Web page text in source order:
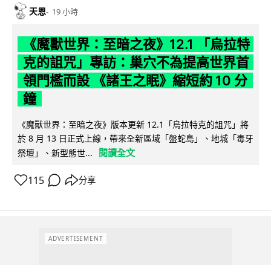
天恩 19 小時
《魔獸世界：至暗之夜》12.1 「烏拉特
克的詛咒」專訪：巢穴不為提高世界首
領門檻而設 《諸王之眠》縮短約 10 分
鐘
《魔獸世界：至暗之夜》版本更新 12.1「烏拉特克的詛咒」將
於 8 月 13 日正式上線，帶來全新區域「盤蛇島」、地城「毒牙
祭壇」、新型態世...
閱讀全文
115 分享
ADVERTISEMENT